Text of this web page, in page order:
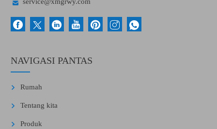
NAVIGASI PANTAS
Rumah
Tentang kita
Produk